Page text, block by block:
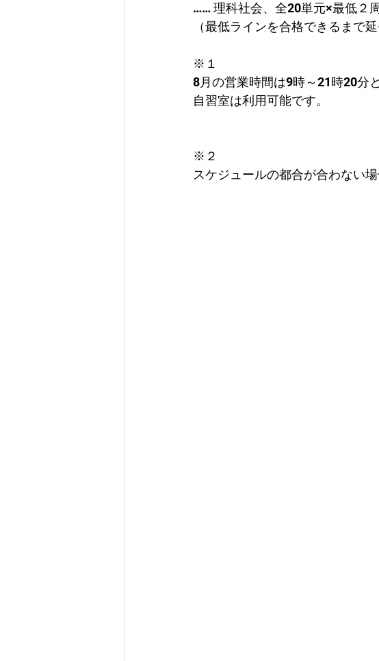
…… 理科社会、全20単元×最低２
（最低ラインを合格できるまで
※１
8月の営業時間は9時～21時20分
自習室は利用可能です。
※２
スケジュールの都合が合わない